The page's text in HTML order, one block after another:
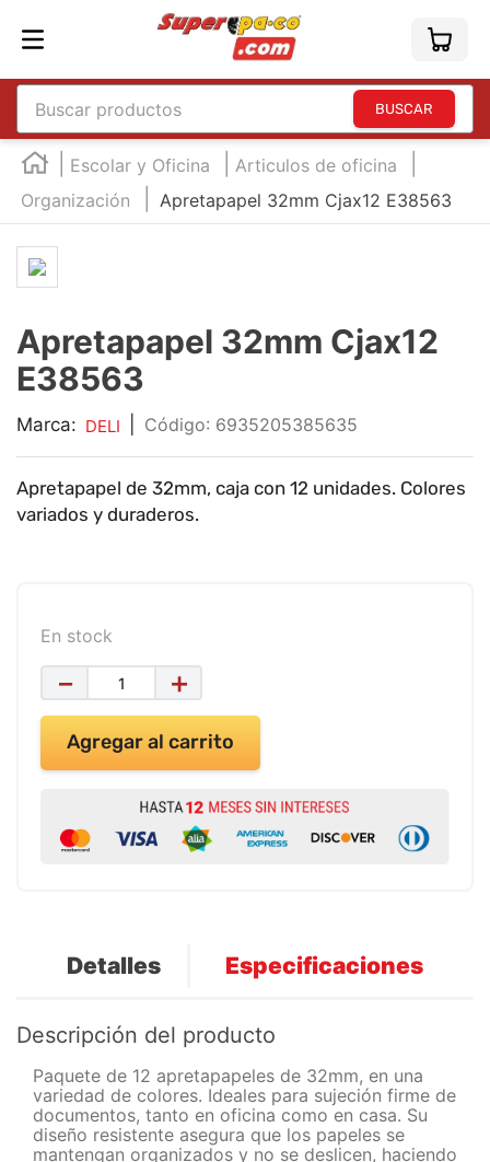
Buscar productos
Escolar y Oficina
Articulos de oficina
Organización
Apretapapel 32mm Cjax12 E38563
Apretapapel 32mm Cjax12
E38563
Marca: DELI : 6935205385635
Apretapapel de 32mm, caja con 12 unidades. Colores
variados y duraderos.
En stock
＋
－
Agregar al carrito
Detalles Especificaciones
Descripción del producto
Paquete de 12 apretapapeles de 32mm, en una
variedad de colores. Ideales para sujeción firme de
documentos, tanto en oficina como en casa. Su
diseño resistente asegura que los papeles se
mantengan organizados y no se deslicen, haciendo
TÉRMINOS MÁS BUSCADOS
england
2.
marcador e300
3
5.
mouse
6.
marcadores
7.
audifonos
8.
teclado
9.
impresora